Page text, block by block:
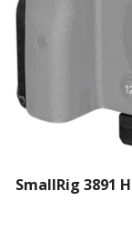
SmallRig 3891